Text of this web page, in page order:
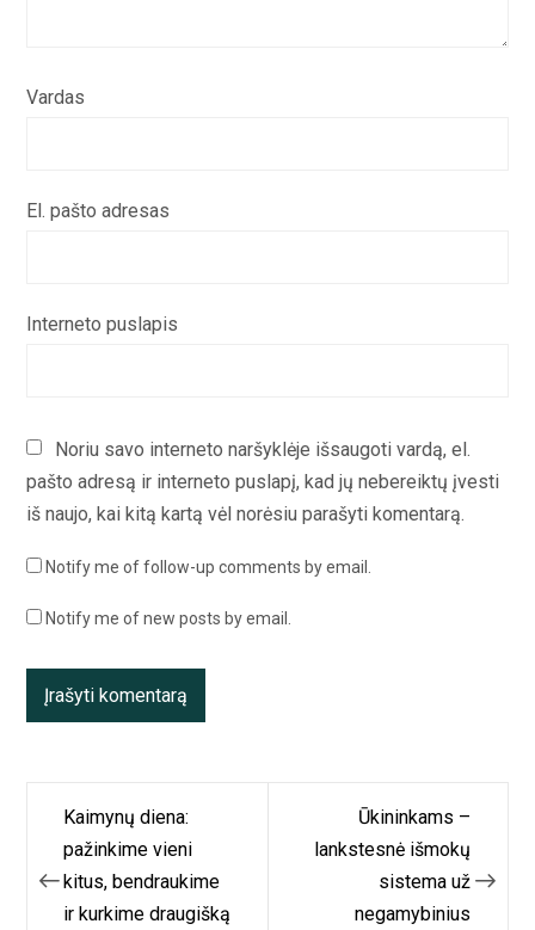
Vardas
El. pašto adresas
Interneto puslapis
Noriu savo interneto naršyklėje išsaugoti vardą, el.
pašto adresą ir interneto puslapį, kad jų nebereiktų įvesti
iš naujo, kai kitą kartą vėl norėsiu parašyti komentarą.
Notify me of follow-up comments by email.
Notify me of new posts by email.
Navigacija
tarp
įrašų
Kaimynų diena:
pažinkime vieni
kitus, bendraukime
ir kurkime draugišką
Ūkininkams –
lankstesnė išmokų
sistema už
negamybinius